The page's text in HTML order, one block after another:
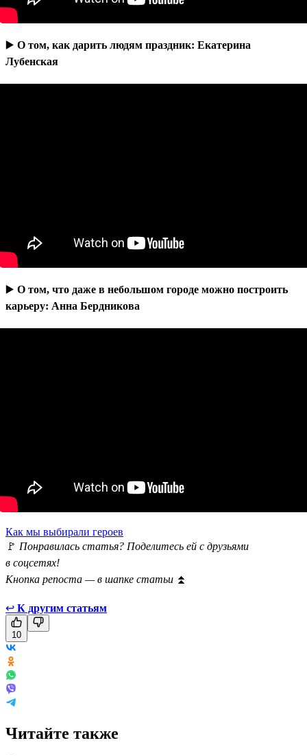
▶️ О том, как дарить людям праздник: Екатерина
Лубенская
▶️ О том, что даже в небольшом городе можно построить
карьеру: Анна Бердникова
Как мы выбирали героев
🚩 Понравилась статья? Поделитесь ей с друзьями
в соцсетях!
Кнопка репоста — в шапке статьи ⏫
↩ К другим статьям
10
Читайте также